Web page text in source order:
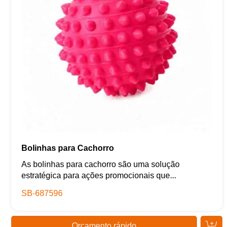
Bolinhas para Cachorro
As bolinhas para cachorro são uma solução
estratégica para ações promocionais que...
SB-687596